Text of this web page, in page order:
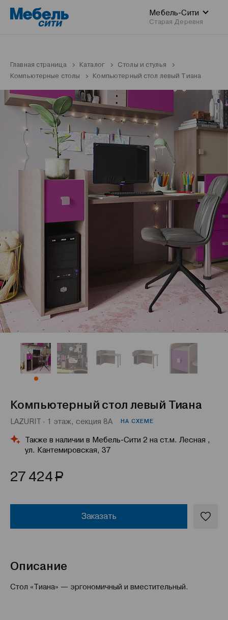
Мебель-Сити
Старая Деревня
Главная страница Каталог
Столы и стулья
Компьютерные столы
Компьютерный стол левый Тиана
Компьютерный стол левый Тиана
LAZURIT · 1 этаж, секция 8А НА СХЕМЕ
Также в наличии в Мебель-Сити 2 на ст.м. Лесная ,
ул. Кантемировская, 37
27 424Р
Заказать
Описание
Стол «Тиана» — эргономичный и вместительный.